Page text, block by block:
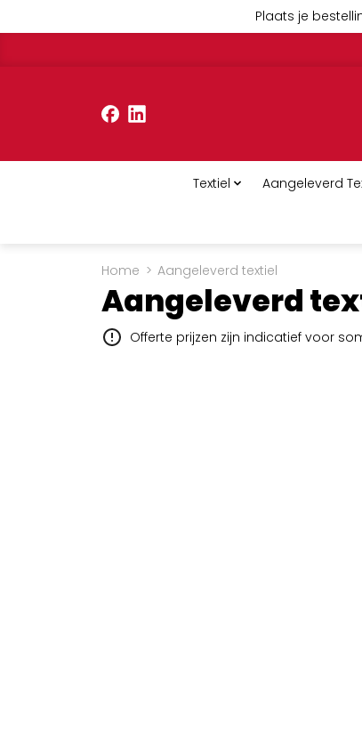
Plaats je
Textiel Aangeleverd
Home > Aangeleverd textiel
Aangeleverd
Offerte prijzen zijn indicatief voor